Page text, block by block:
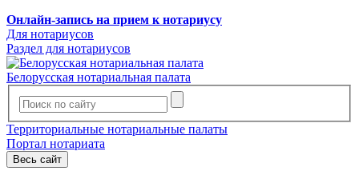
Онлайн-запись на прием к нотариусу
Для нотариусов
Раздел для нотариусов
Белорусская нотариальная палата
Территориальные нотариальные палаты
Портал нотариата
Весь сайт